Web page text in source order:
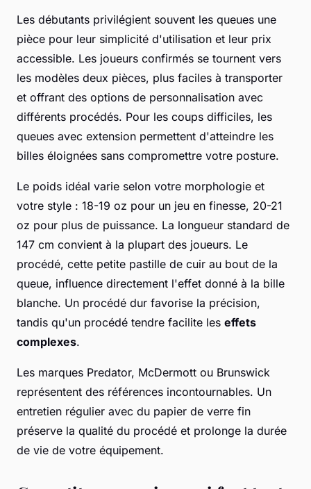
Les débutants privilégient souvent les queues une
pièce pour leur simplicité d'utilisation et leur prix
accessible. Les joueurs confirmés se tournent vers
les modèles deux pièces, plus faciles à transporter
et offrant des options de personnalisation avec
différents procédés. Pour les coups difficiles, les
queues avec extension permettent d'atteindre les
billes éloignées sans compromettre votre posture.
Le poids idéal varie selon votre morphologie et
votre style : 18-19 oz pour un jeu en finesse, 20-21
oz pour plus de puissance. La longueur standard de
147 cm convient à la plupart des joueurs. Le
procédé, cette petite pastille de cuir au bout de la
queue, influence directement l'effet donné à la bille
blanche. Un procédé dur favorise la précision,
tandis qu'un procédé tendre facilite les effets
complexes.
Les marques Predator, McDermott ou Brunswick
représentent des références incontournables. Un
entretien régulier avec du papier de verre fin
préserve la qualité du procédé et prolonge la durée
de vie de votre équipement.